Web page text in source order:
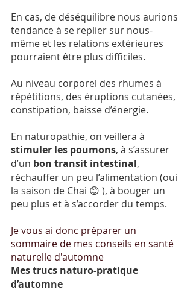
En cas, de déséquilibre nous aurions
tendance à se replier sur nous-
même et les relations extérieures
pourraient être plus difficiles.
Au niveau corporel des rhumes à
répétitions, des éruptions cutanées,
constipation, baisse d’énergie.
En naturopathie, on veillera à
stimuler les poumons, à s’assurer
d’un bon transit intestinal,
réchauffer un peu l’alimentation (oui
la saison de Chai 😊 ), à bouger un
peu plus et à s’accorder du temps.
Je vous ai donc préparer un
sommaire de mes conseils en santé
naturelle d'automne
Mes trucs naturo-pratique
d’automne